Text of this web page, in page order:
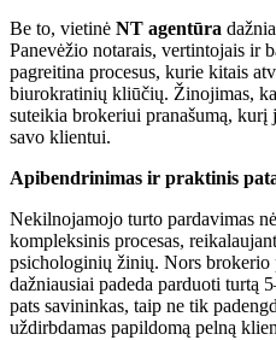
Be to, vietinė NT agentūra
Panevėžio notarais, vertintojais ir
pagreitina procesus, kurie kitais
biurokratinių kliūčių. Žinojimas,
suteikia brokeriui pranašumą,
savo klientui.
Apibendrinimas ir praktinis
Nekilnojamojo turto pardavimas
kompleksinis procesas,
psichologinių žinių. Nors brokerio
dažniausiai padeda parduoti turtą
pats savininkas, taip ne tik
uždirbdamas papildomą pelną